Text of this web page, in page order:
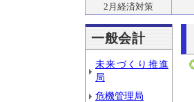
2月経済対策
一般会計
未来づくり推進
局
危機管理局